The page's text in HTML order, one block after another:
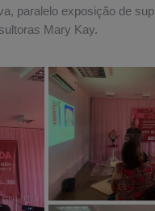
paralelo exposição de
Mary Kay.